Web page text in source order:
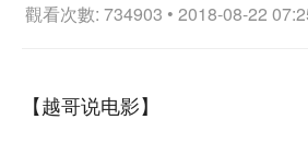
觀看次數: 734903 • 2018-08-22
【越哥说电影】